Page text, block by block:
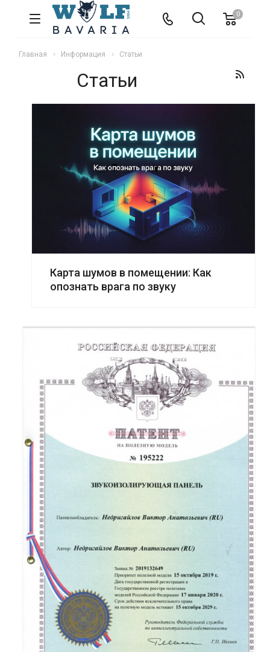
0
Главная Информация Статьи
Статьи
Карта шумов в помещении: Как
опознать врага по звуку